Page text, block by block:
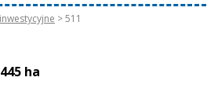
>511
ha